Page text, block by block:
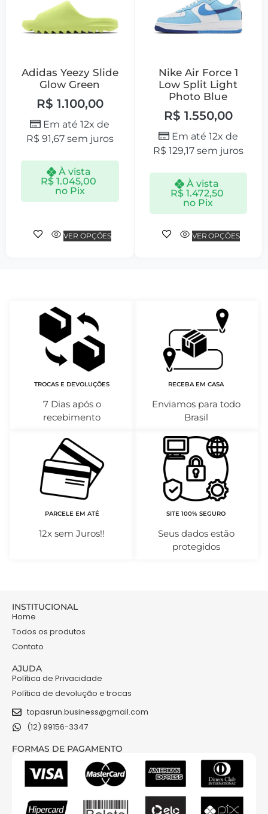
Adidas Yeezy Slide
Glow Green
R$ 1.100,00
Em até 12x de
R$ 91,67sem juros
À vista
R$ 1.045,00
no Pix
VER OPÇÕES
Nike Air Force 1
Low Split Light
Photo Blue
R$ 1.550,00
Em até 12x de
R$ 129,17sem juros
À vista
R$1.472,50
no Pix
VER OPÇÕES
TROCAS E DEVOLUÇÕES
7 Dias após o
recebimento
RECEBA EM CASA
Enviamos para todo
Brasil
PARCELE EM ATÉ
12x sem Juros!!
SITE 100% SEGURO
Seus dados estão
protegidos
INSTITUCIONAL
Home
Todos os produtos
Contato
AJUDA
Política de Privacidade
Política de devolução e trocas
topasrun.business@gmail.com
(12) 99156-3347
FORMAS DE PAGAMENTO